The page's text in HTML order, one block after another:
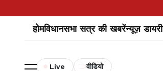
होमविधानसभा सत्र की खबरेंन्यूज़ डायरी
Live वीडियो